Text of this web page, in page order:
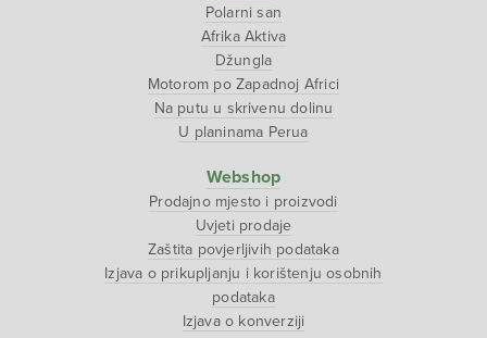
Polarni san
Afrika Aktiva
Džungla
Motorom po Zapadnoj Africi
Na putu u skrivenu dolinu
U planinama Perua
Webshop
Prodajno mjesto i proizvodi
Uvjeti prodaje
Zaštita povjerljivih podataka
Izjava o prikupljanju i korištenju osobnih
podataka
Izjava o konverziji